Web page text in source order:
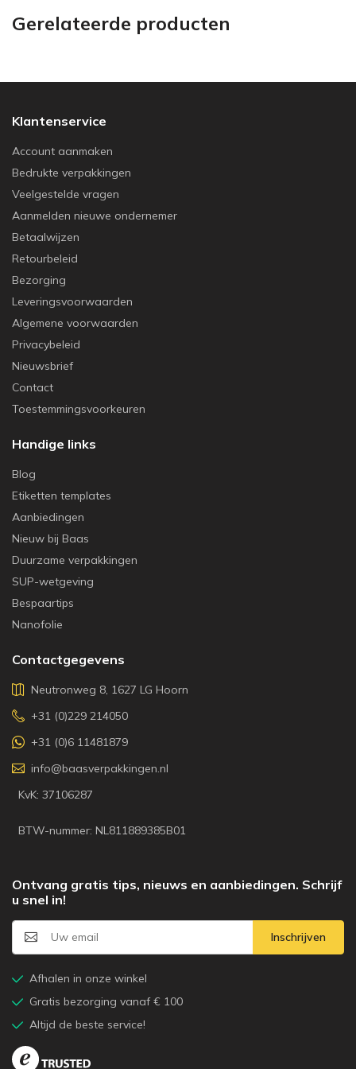
Gerelateerde producten
Klantenservice
Account aanmaken
Bedrukte verpakkingen
Veelgestelde vragen
Aanmelden nieuwe ondernemer
Betaalwijzen
Retourbeleid
Bezorging
Leveringsvoorwaarden
Algemene voorwaarden
Privacybeleid
Nieuwsbrief
Contact
Toestemmingsvoorkeuren
Handige links
Blog
Etiketten templates
Aanbiedingen
Nieuw bij Baas
Duurzame verpakkingen
SUP-wetgeving
Bespaartips
Nanofolie
Contactgegevens
Neutronweg 8, 1627 LG Hoorn
+31 (0)229 214050
+31 (0)6 11481879
info@baasverpakkingen.nl
KvK: 37106287
BTW-nummer: NL811889385B01
Ontvang gratis tips, nieuws en aanbiedingen. Schrijf
u snel in!
Inschrijven
Afhalen in onze winkel
Gratis bezorging vanaf € 100
Altijd de beste service!